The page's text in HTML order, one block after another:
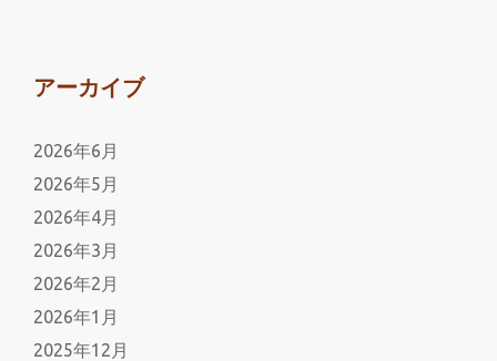
アーカイブ
2026年6月
2026年5月
2026年4月
2026年3月
2026年2月
2026年1月
2025年12月